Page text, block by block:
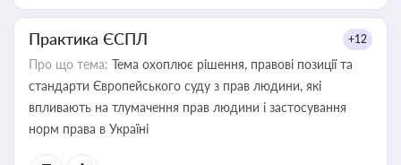
Практика ЄСПЛ +12
Про що тема: Тема охоплює рішення, правові позиції та
стандарти Європейського суду з прав людини, які
впливають на тлумачення прав людини і застосування
норм права в Україні